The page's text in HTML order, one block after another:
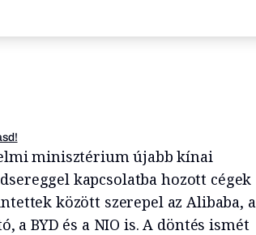
minisztérium újabb kínai
kapcsolatba hozott cégek
között szerepel az Alibaba, a
a BYD és a NIO is. A döntés ismét